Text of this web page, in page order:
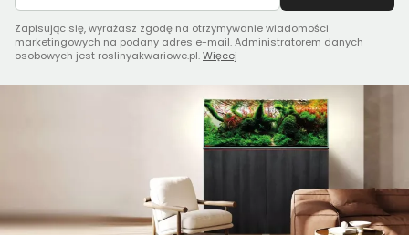
Zapisując się, wyrażasz zgodę na otrzymywanie wiadomości
marketingowych na podany adres e-mail. Administratorem danych
osobowych jest roslinyakwariowe.pl.Więcej